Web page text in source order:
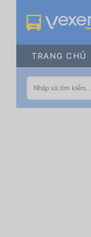
TRANG CHỦ